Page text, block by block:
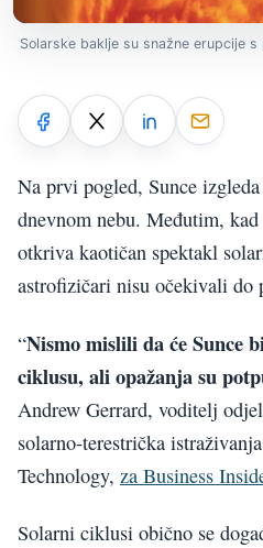
Solarske baklje su snažne erupcije s
Na prvi pogled, Sunce
dnevnom nebu. Međutim,
otkriva kaotičan spektakl
astrofizičari nisu očekivali do
“Nismo mislili da će Sunce
ciklusu, ali opažanja su
Andrew Gerrard, voditelj
solarno-terestrička
Technology, za Business
Solarni ciklusi obično se